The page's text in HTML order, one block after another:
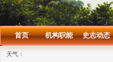
首页 机构职能 史志动态
天气：